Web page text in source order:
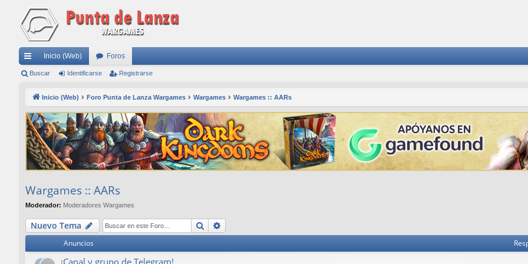
nl
rá
pi
do
Inicio (Web) Foros
Buscar Identificarse Registrarse
Inicio (Web) Foro Punta de Lanza Wargames Wargames Wargames :: AARs
Wargames :: AARs
Moderador: Moderadores Wargames
Nuevo Tema Buscar
Anuncios